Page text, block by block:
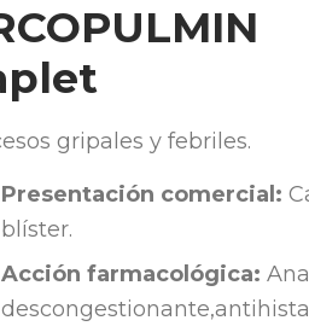
gripales y febriles.
Presentación comercial:
blíster.
Acción farmacológica: